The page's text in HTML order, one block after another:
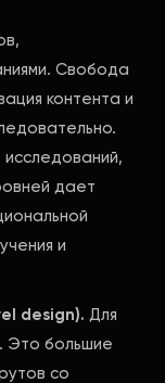
Свобода
контента и
дает
и
design). Для
Это большие
со